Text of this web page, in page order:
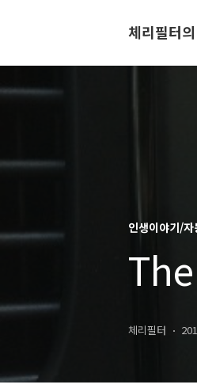
체리필터
인생이야기/
체리필터